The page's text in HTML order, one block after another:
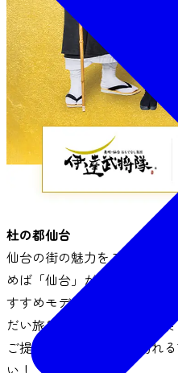
杜の都仙台
仙台の街の魅力をご紹介し
めば「仙台」が分かります
すすめモデルコースもご紹
だい旅日和」は、仙台での
ご提案します。 仙台を訪れ